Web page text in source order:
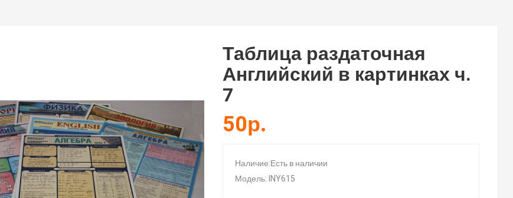
Таблица раздаточная
Английский в картинках ч.
7
50р.
Наличие:Есть в наличии
Модель: INY615